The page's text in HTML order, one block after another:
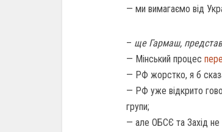
— ми вимагаємо від
– ще Гармаш,
— Мінський процес
— РФ жорстко, я б
— РФ уже відкрито
групи;
— але ОБСЄ та Захід не